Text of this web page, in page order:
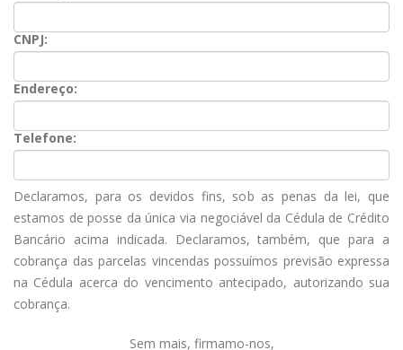
CNPJ:
Endereço:
Telefone:
Declaramos, para os devidos fins, sob as penas da lei, que
estamos de posse da única via negociável da Cédula de Crédito
Bancário acima indicada. Declaramos, também, que para a
cobrança das parcelas vincendas possuímos previsão expressa
na Cédula acerca do vencimento antecipado, autorizando sua
cobrança.
Sem mais, firmamo-nos,